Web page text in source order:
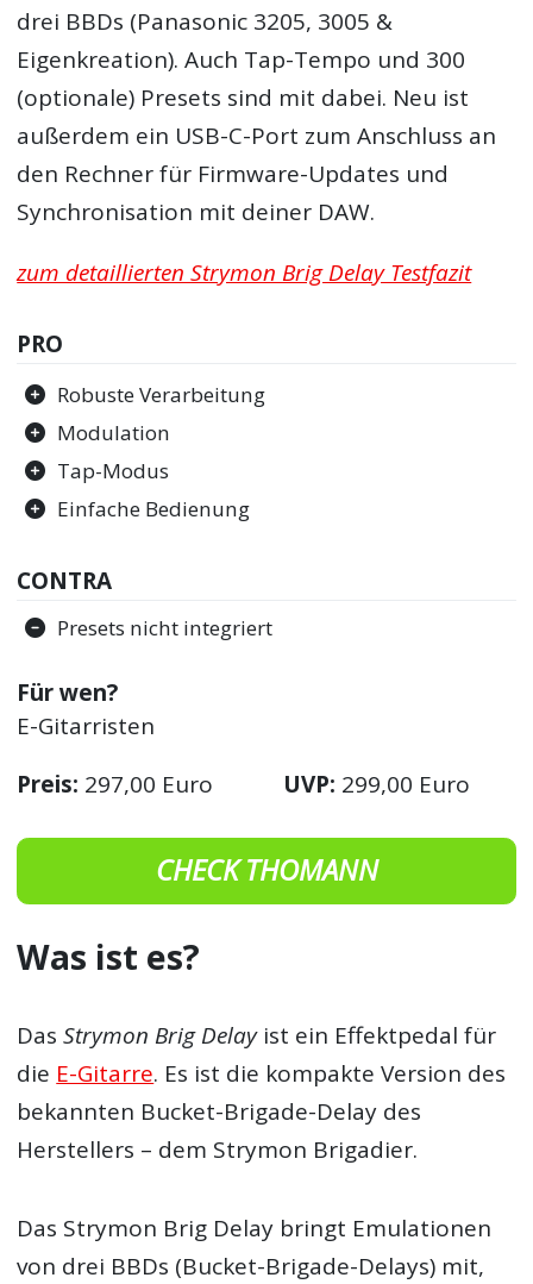
drei BBDs (Panasonic 3205, 3005 &
Eigenkreation). Auch Tap-Tempo und 300
(optionale) Presets sind mit dabei. Neu ist
außerdem ein USB-C-Port zum Anschluss an
den Rechner für Firmware-Updates und
Synchronisation mit deiner DAW.
zum detaillierten Strymon Brig Delay Testfazit
PRO
Robuste Verarbeitung
Modulation
Tap-Modus
Einfache Bedienung
CONTRA
Presets nicht integriert
Für wen?
E-Gitarristen
Preis: 297,00 Euro UVP: 299,00 Euro
CHECK THOMANN
Was ist es?
DasStrymon Brig Delayist ein Effektpedal für
die E-Gitarre. Es ist die kompakte Version des
bekannten Bucket-Brigade-Delay des
Herstellers – dem Strymon Brigadier.
Das Strymon Brig Delay bringt Emulationen
von drei BBDs (Bucket-Brigade-Delays) mit,